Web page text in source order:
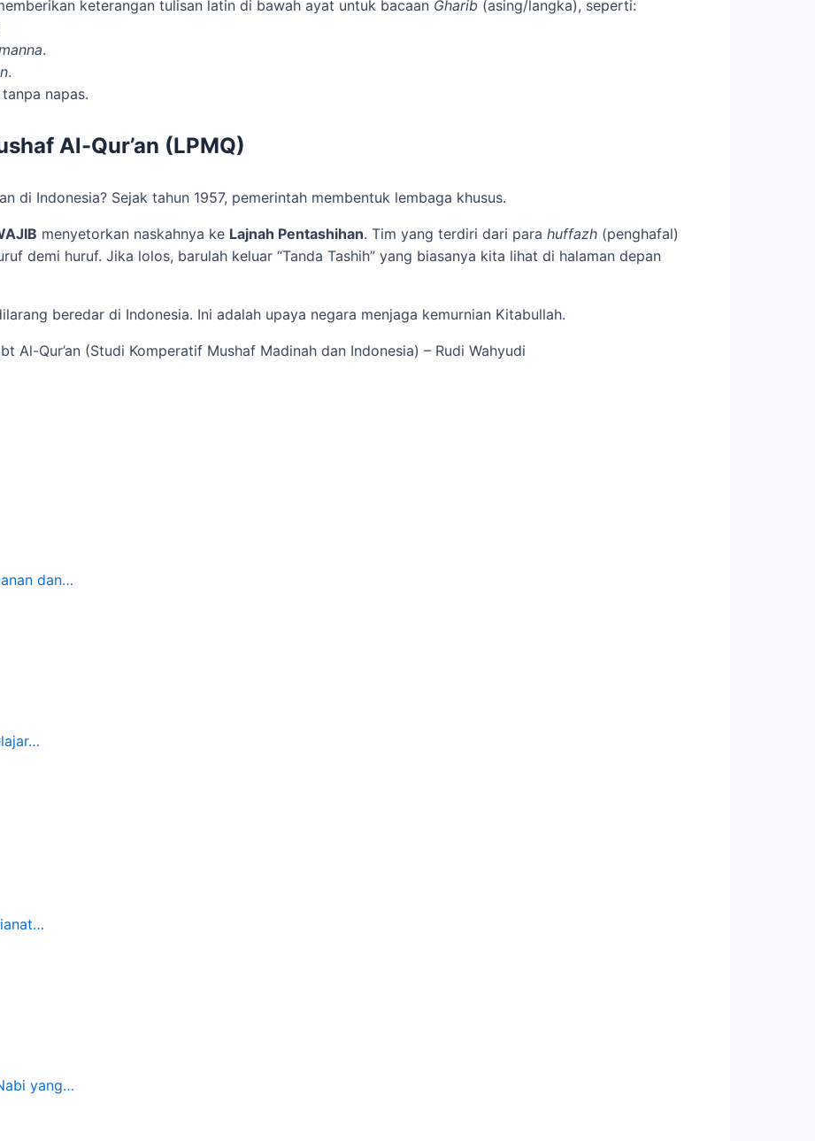
keterangan tulisan latin di bawah ayat untuk bacaan Gharib (asing/langka), seperti:
.
.
napas.
Al-Qur’an (LPMQ)
di Indonesia? Sejak tahun 1957, pemerintah membentuk lembaga khusus.
menyetorkan naskahnya ke Lajnah Pentashihan. Tim yang terdiri dari para huffazh (penghafal)
demi huruf. Jika lolos, barulah keluar “Tanda Tashih” yang biasanya kita lihat di halaman depan
beredar di Indonesia. Ini adalah upaya negara menjaga kemurnian Kitabullah.
Al-Qur’an (Studi Komperatif Mushaf Madinah dan Indonesia) – Rudi Wahyudi
dan…
yang…